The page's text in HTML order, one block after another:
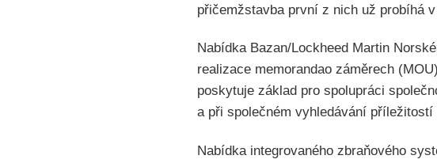
přičemžstavba první z nich už probíhá
Nabídka Bazan/Lockheed Martin
realizace memorandao záměrech
poskytuje základ pro spolupráci
a při společném vyhledávání
Nabídka integrovaného zbraňového